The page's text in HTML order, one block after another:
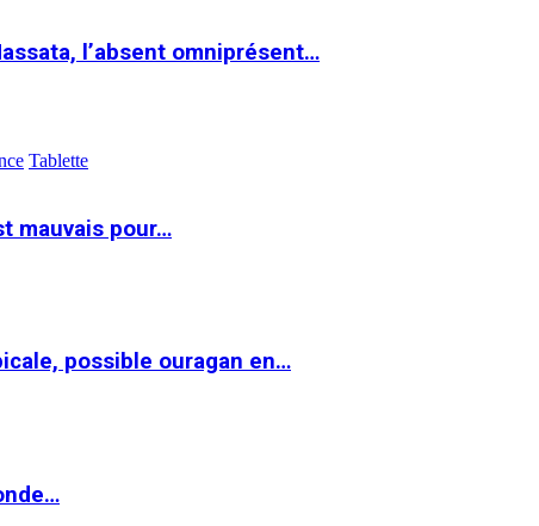
l’absent omniprésent…
Tablette
mauvais pour…
possible ouragan en…